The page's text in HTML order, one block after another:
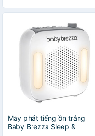
Máy phát tiếng ồn trắng
Baby Brezza Sleep &